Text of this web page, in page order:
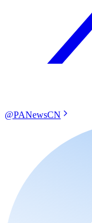
@PANewsCN